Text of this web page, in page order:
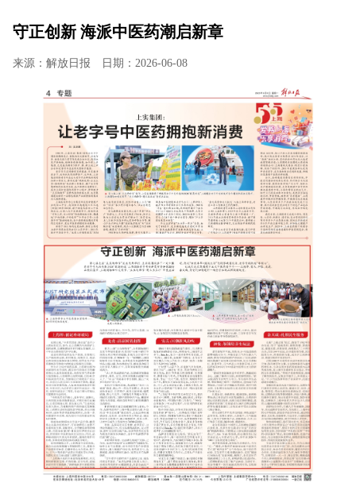
守正创新 海派中医药潮启新章
来源：解放日报 日期：2026-06-08